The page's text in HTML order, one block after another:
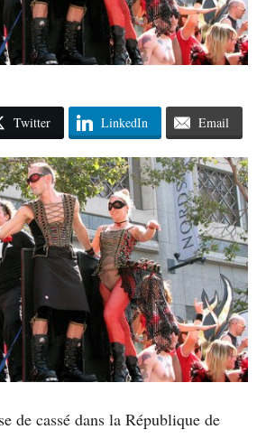
Twitter LinkedIn Email
de cassé dans la République de